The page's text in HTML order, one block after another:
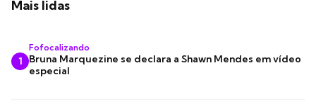
Mais lidas
1
Fofocalizando
Bruna Marquezine se declara a Shawn Mendes em vídeo
especial